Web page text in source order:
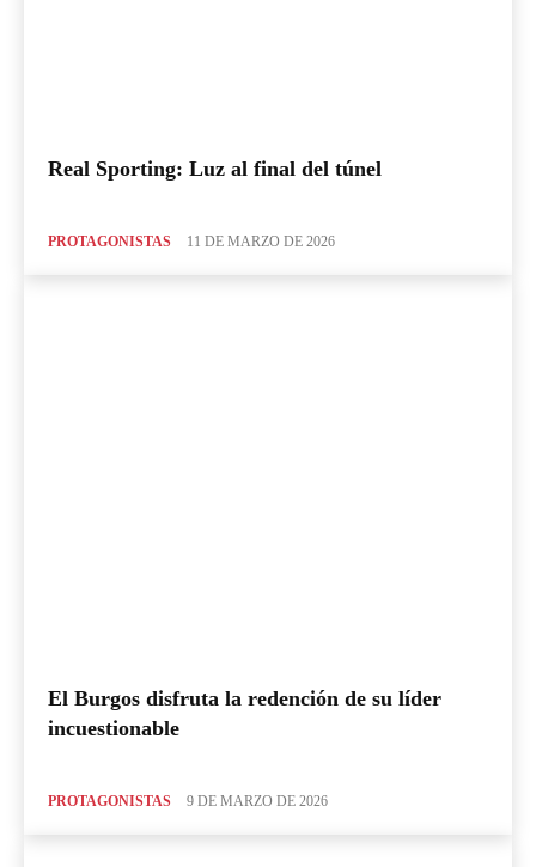
Real Sporting: Luz al final del túnel
PROTAGONISTAS 11 DE MARZO DE 2026
El Burgos disfruta la redención de su líder
incuestionable
PROTAGONISTAS 9 DE MARZO DE 2026